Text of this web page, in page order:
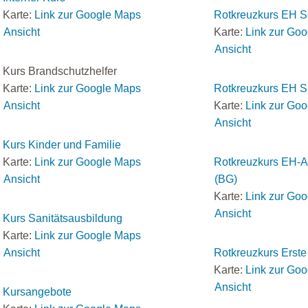
Karte: Link zur Google Maps
Ansicht
Kurs Brandschutzhelfer
Karte: Link zur Google Maps
Ansicht
Kurs Kinder und Familie
Karte: Link zur Google Maps
Ansicht
Kurs Sanitätsausbildung
Karte: Link zur Google Maps
Ansicht
Kursangebote
Rotkreuzkurs EH
Karte: Link zur
Ansicht
Rotkreuzkurs EH
Karte: Link zur
Ansicht
Rotkreuzkurs EH-
(BG)
Karte: Link zur
Ansicht
Rotkreuzkurs
Karte: Link zur
Ansicht